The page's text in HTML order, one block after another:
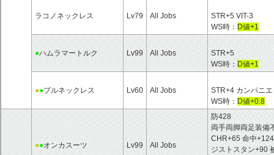
ラコノネックレス Lv79 All Jobs
STR+5 VIT-3
WS時： D値+1
●ハムラマートルク Lv99 All Jobs
STR+5
WS時： D値+1
●●ブルネックレス Lv60 All Jobs
STR+4 カンパニ
WS時： D値+0.8
●●オンカスーツ Lv99 All Jobs
防428
両手両脚両足装備
CHR+65 命中
ジストスタン+90